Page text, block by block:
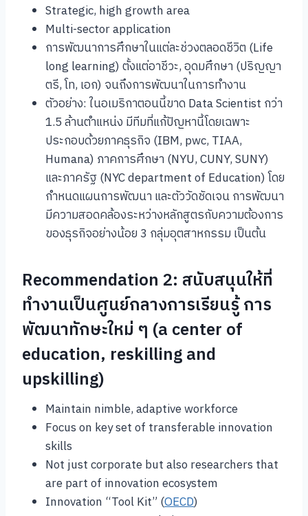
Strategic, high growth area
Multi-sector application
การพัฒนาการศึกษาในแต่ละช่วงตลอดชีวิต (Life
long learning) ตั้งแต่อาชีวะ, อุดมศึกษา (ปริญญา
ตรี, โท, เอก) จนถึงการพัฒนาในการทำงาน
ตัวอย่าง: ในอเมริกาตอนนี้ขาด Data Scientist กว่า
1.5 ล้านตำแหน่ง มีทีมที่แก้ปัญหานี้โดยเฉพาะ
ประกอบด้วยภาคธุรกิจ (IBM, pwc, TIAA,
Humana) ภาคการศึกษา (NYU, CUNY, SUNY)
และภาครัฐ (NYC department of Education) โดย
กำหนดแผนการพัฒนา และตัววัดชัดเจน การพัฒนา
มีความสอดคล้องระหว่างหลักสูตรกับความต้องการ
ของธุรกิจอย่างน้อย 3 กลุ่มอุตสาหกรรม เป็นต้น
Recommendation 2: สนับสนุนให้ที่
ทำงานเป็นศูนย์กลางการเรียนรู้ การ
พัฒนาทักษะใหม่ ๆ (a center of
education, reskilling and
upskilling)
Maintain nimble, adaptive workforce
Focus on key set of transferable innovation
skills
Not just corporate but also researchers that
are part of innovation ecosystem
Innovation “Tool Kit” (OECD)